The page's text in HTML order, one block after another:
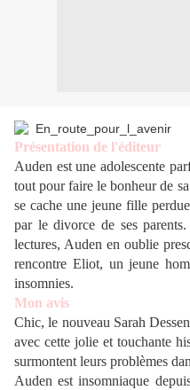
Présentation de l'éditeur
Auden est une adolescente
tout pour faire le bonheur de
se cache une jeune fille
par le divorce de ses
lectures, Auden en oublie
rencontre Eliot, un jeune
insomnies.
Mon avis
Chic, le nouveau Sarah
avec cette jolie et touchante
surmontent leurs problèmes
Auden est insomniaque